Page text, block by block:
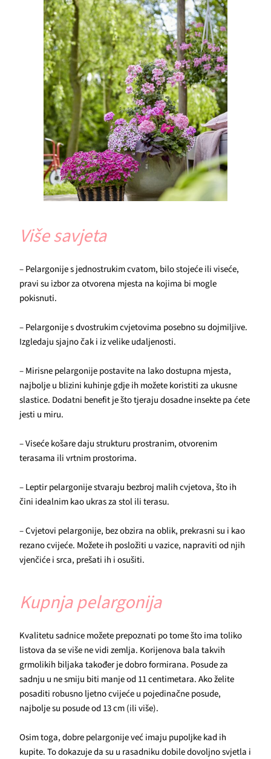
Više savjeta
– Pelargonije s jednostrukim cvatom, bilo stojeće ili viseće,
pravi su izbor za otvorena mjesta na kojima bi mogle
pokisnuti.
– Pelargonije s dvostrukim cvjetovima posebno su dojmiljive.
Izgledaju sjajno čak i iz velike udaljenosti.
– Mirisne pelargonije postavite na lako dostupna mjesta,
najbolje u blizini kuhinje gdje ih možete koristiti za ukusne
slastice. Dodatni benefit je što tjeraju dosadne insekte pa ćete
jesti u miru.
– Viseće košare daju strukturu prostranim, otvorenim
terasama ili vrtnim prostorima.
– Leptir pelargonije stvaraju bezbroj malih cvjetova, što ih
čini idealnim kao ukras za stol ili terasu.
– Cvjetovi pelargonije, bez obzira na oblik, prekrasni su i kao
rezano cvijeće. Možete ih posložiti u vazice, napraviti od njih
vjenčiće i srca, prešati ih i osušiti.
Kupnja pelargonija
Kvalitetu sadnice možete prepoznati po tome što ima toliko
listova da se više ne vidi zemlja. Korijenova bala takvih
grmolikih biljaka također je dobro formirana. Posude za
sadnju u ne smiju biti manje od 11 centimetara. Ako želite
posaditi robusno ljetno cvijeće u pojedinačne posude,
najbolje su posude od 13 cm (ili više).
Osim toga, dobre pelargonije već imaju pupoljke kad ih
kupite. To dokazuje da su u rasadniku dobile dovoljno svjetla i